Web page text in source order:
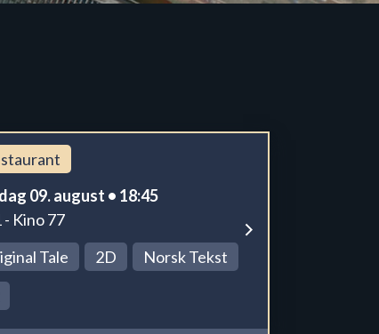
09. august • 18:45
- Kino 77
Tale
2D
Norsk Tekst